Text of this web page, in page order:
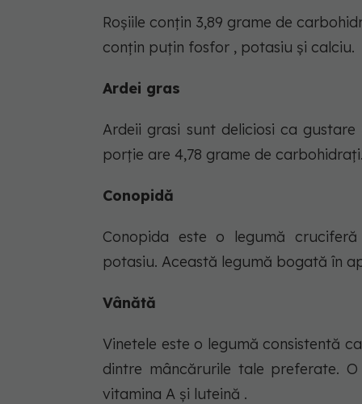
Roșiile conțin 3,89 grame de
conțin puțin fosfor , potasiu și calciu.
Ardei gras
Ardeii grasi sunt deliciosi ca
porție are 4,78 grame de carbohidrați.
Conopidă
Conopida este o legumă
potasiu. Această legumă bogată în
Vânătă
Vinetele este o legumă consistentă
dintre mâncărurile tale preferate.
vitamina A și luteină .